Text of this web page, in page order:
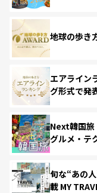
地球の歩き
エアライン
グ形式で発
Next韓国旅
グルメ・テ
旬な“あの
載 MY